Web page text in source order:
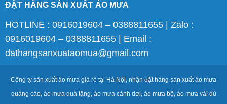
ĐẶT HÀNG SẢN XUẤT ÁO MƯA
HOTLINE : 0916019604 – 0388811655 | Zalo :
0916019604 – 0388811655 | Email :
dathangsanxuataomua@gmail.com
Công ty sản xuất áo mưa giá rẻ tại Hà Nội, nhận đặt hàng sản xuất áo mưa
quảng cáo, áo mưa quà tặng, áo mưa cánh dơi, áo mưa bộ, áo mưa vải dù